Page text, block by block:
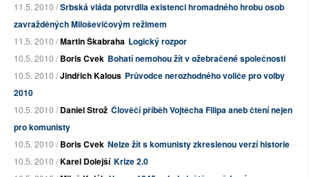
11.5. 2010 /Srbská vláda potvrdila existenci hromadného hrobu osob
zavražděných Miloševičovým režimem
11.5. 2010 /Martin Škabraha Logický rozpor
10.5. 2010 /Boris Cvek Bohatí nemohou žít v ožebračené společnosti
10.5. 2010 /Jindřich Kalous Průvodce nerozhodného voliče pro volby
2010
10.5. 2010 /Daniel Strož Člověčí příběh Vojtěcha Filipa aneb čtení nejen
pro komunisty
10.5. 2010 /Boris Cvek Nelze žít s komunisty zkreslenou verzí historie
10.5. 2010 /Karel Dolejší Krize 2.0